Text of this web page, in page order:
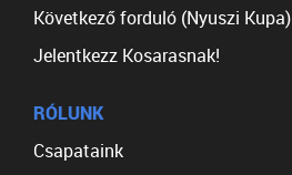
Következő forduló (Nyuszi Kupa)
Jelentkezz Kosarasnak!
RÓLUNK
Csapataink